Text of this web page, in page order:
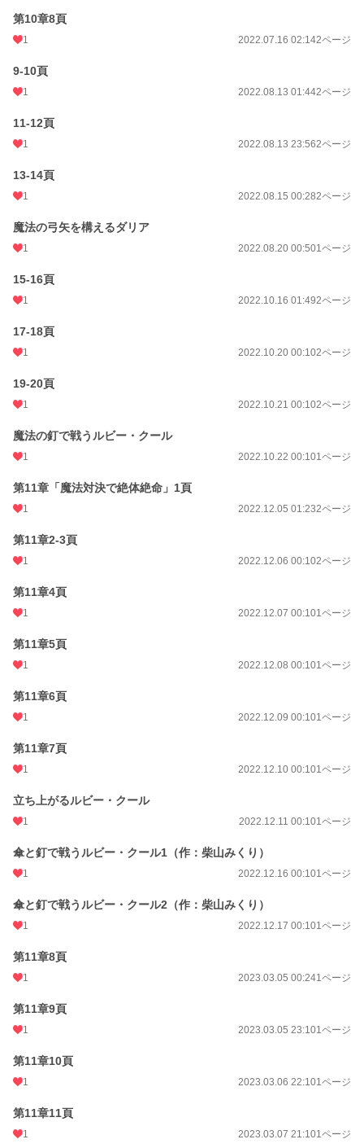
初回公開日時
週間ポイント
月間ポイント
年間ポイント
累計ポイント
第10章8頁
1 2022.07.16 02:142ページ
9-10頁
1 2022.08.13 01:442ページ
11-12頁
1 2022.08.13 23:562ページ
13-14頁
1 2022.08.15 00:282ページ
魔法の弓矢を構えるダリア
1 2022.08.20 00:501ページ
15-16頁
1 2022.10.16 01:492ページ
17-18頁
1 2022.10.20 00:102ページ
19-20頁
1 2022.10.21 00:102ページ
魔法の釘で戦うルビー・クール
1 2022.10.22 00:101ページ
第11章「魔法対決で絶体絶命」1頁
1 2022.12.05 01:232ページ
第11章2-3頁
1 2022.12.06 00:102ページ
第11章4頁
1 2022.12.07 00:101ページ
第11章5頁
1 2022.12.08 00:101ページ
第11章6頁
1 2022.12.09 00:101ページ
第11章7頁
1 2022.12.10 00:101ページ
立ち上がるルビー・クール
1 2022.12.11 00:101ページ
傘と釘で戦うルビー・クール1（作：柴山みくり）
1 2022.12.16 00:101ページ
傘と釘で戦うルビー・クール2（作：柴山みくり）
1 2022.12.17 00:101ページ
第11章8頁
1 2023.03.05 00:241ページ
第11章9頁
1 2023.03.05 23:101ページ
第11章10頁
1 2023.03.06 22:101ページ
第11章11頁
1 2023.03.07 21:101ページ